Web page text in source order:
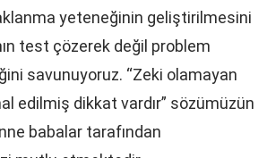
yeteneğinin geliştirilmesini
test çözerek değil problem
savunuyoruz. “Zeki olamayan
edilmiş dikkat vardır” sözümüzün
babalar tarafından